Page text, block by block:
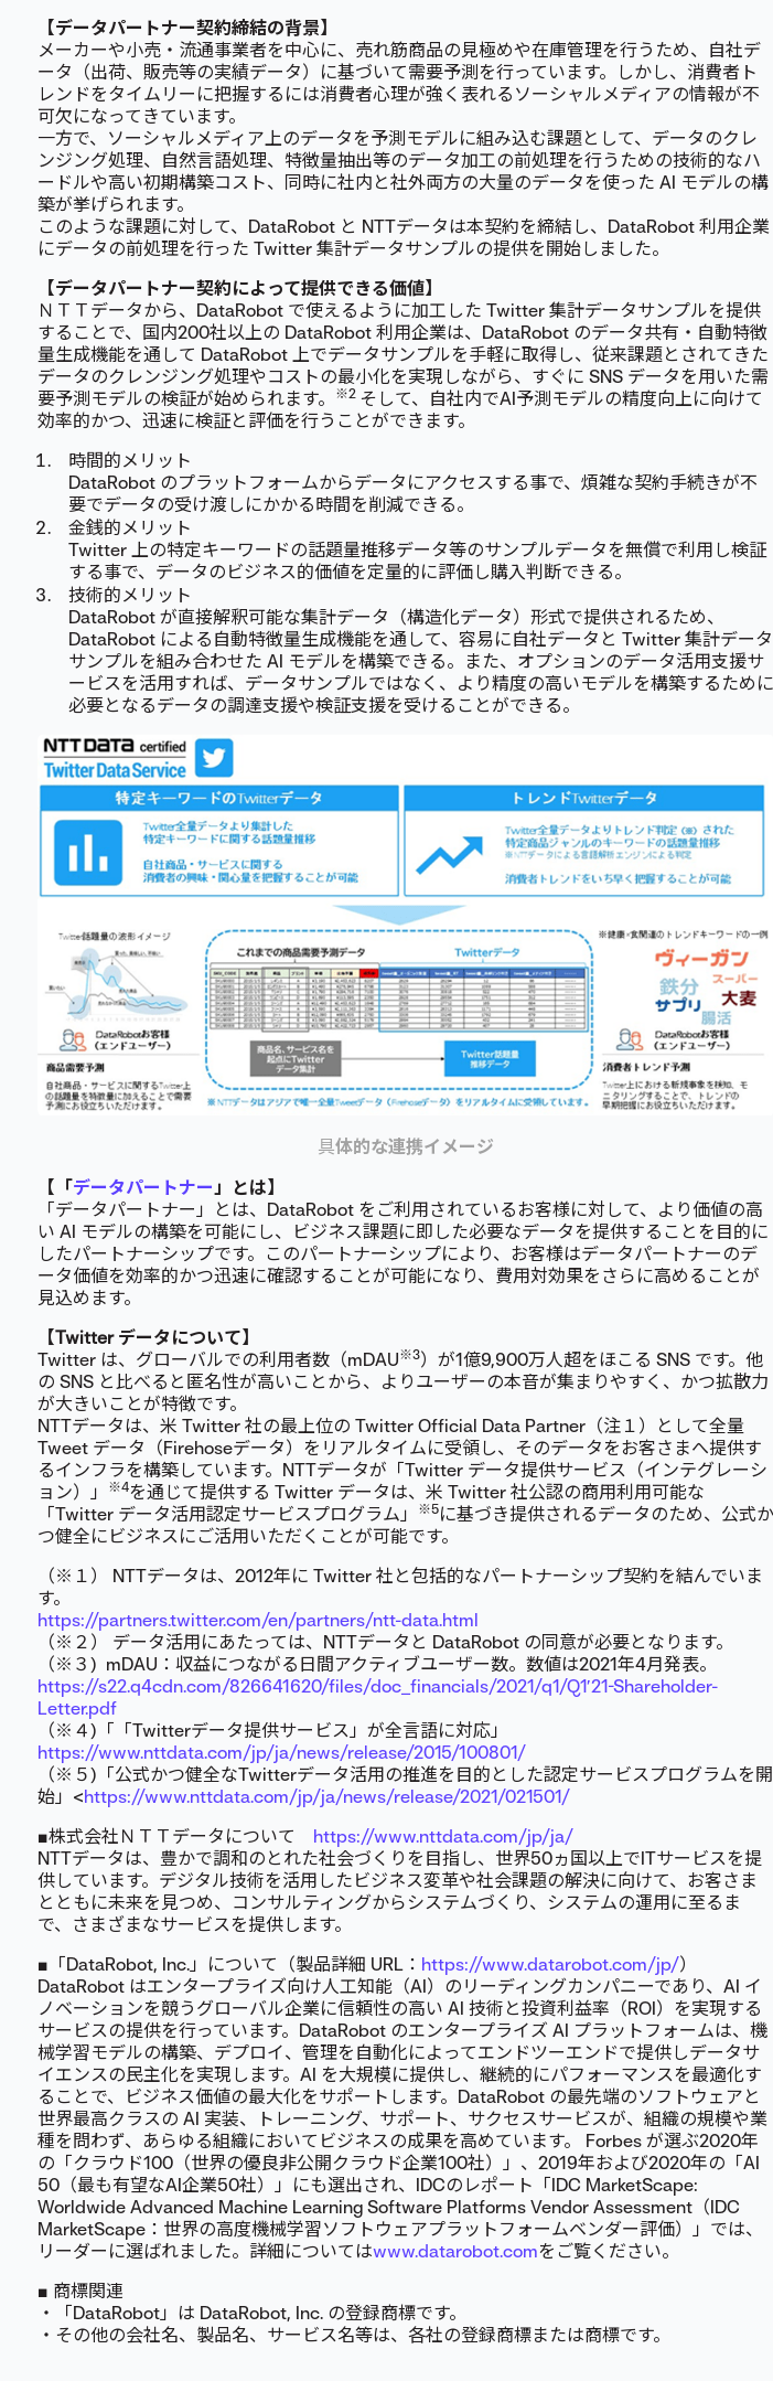
【データパートナー契約締結の背景】
メーカーや小売・流通事業者を中心に、売れ筋商品の見極めや在庫管理を行うため、自社デ
ータ（出荷、販売等の実績データ）に基づいて需要予測を行っています。しかし、消費者ト
レンドをタイムリーに把握するには消費者心理が強く表れるソーシャルメディアの情報が不
可欠になってきています。
一方で、ソーシャルメディア上のデータを予測モデルに組み込む課題として、データのクレ
ンジング処理、自然言語処理、特徴量抽出等のデータ加工の前処理を行うための技術的なハ
ードルや高い初期構築コスト、同時に社内と社外両方の大量のデータを使った AI モデルの構
築が挙げられます。
このような課題に対して、DataRobot と NTTデータは本契約を締結し、DataRobot 利用企業
にデータの前処理を行った Twitter 集計データサンプルの提供を開始しました。
【データパートナー契約によって提供できる価値】
ＮＴＴデータから、DataRobot で使えるように加工した Twitter 集計データサンプルを提供
することで、国内200社以上の DataRobot 利用企業は、DataRobot のデータ共有・自動特徴
量生成機能を通して DataRobot 上でデータサンプルを手軽に取得し、従来課題とされてきた
データのクレンジング処理やコストの最小化を実現しながら、すぐに SNS データを用いた需
要予測モデルの検証が始められます。
※2 そして、自社内でAI予測モデルの精度向上に向けて
効率的かつ、迅速に検証と評価を行うことができます。
時間的メリット
DataRobot のプラットフォームからデータにアクセスする事で、煩雑な契約手続きが不
要でデータの受け渡しにかかる時間を削減できる。
金銭的メリット
Twitter 上の特定キーワードの話題量推移データ等のサンプルデータを無償で利用し検証
する事で、データのビジネス的価値を定量的に評価し購入判断できる。
技術的メリット
DataRobot が直接解釈可能な集計データ（構造化データ）形式で提供されるため、
DataRobot による自動特徴量生成機能を通して、容易に自社データと Twitter 集計データ
サンプルを組み合わせた AI モデルを構築できる。また、オプションのデータ活用支援サ
ービスを活用すれば、データサンプルではなく、より精度の高いモデルを構築するために
必要となるデータの調達支援や検証支援を受けることができる。
具体的な連携イメージ
【「データパートナー 」とは】
「データパートナー」とは、DataRobot をご利用されているお客様に対して、より価値の高
い AI モデルの構築を可能にし、ビジネス課題に即した必要なデータを提供することを目的に
したパートナーシップです。このパートナーシップにより、お客様はデータパートナーのデ
ータ価値を効率的かつ迅速に確認することが可能になり、費用対効果をさらに高めることが
見込めます。
【Twitter データについて】
Twitter は、グローバルでの利用者数（mDAU※3）が1億9,900万人超をほこる SNS です。他
の SNS と比べると匿名性が高いことから、よりユーザーの本音が集まりやすく、かつ拡散力
が大きいことが特徴です。
NTTデータは、米 Twitter 社の最上位の Twitter Official Data Partner（注１）として全量
Tweet データ（Firehoseデータ）をリアルタイムに受領し、そのデータをお客さまへ提供す
るインフラを構築しています。NTTデータが「Twitter データ提供サービス（インテグレーシ
ョン）」
※4を通じて提供する Twitter データは、米 Twitter 社公認の商用利用可能な
「Twitter データ活用認定サービスプログラム」
※5に基づき提供されるデータのため、公式か
つ健全にビジネスにご活用いただくことが可能です。
（※１） NTTデータは、2012年に Twitter 社と包括的なパートナーシップ契約を結んでいま
す。
https://partners.twitter.com/en/partners/ntt-data.html
（※２） データ活用にあたっては、NTTデータと DataRobot の同意が必要となります。
（※３) mDAU：収益につながる日間アクティブユーザー数。数値は2021年4月発表。
https://s22.q4cdn.com/826641620/files/doc_financials/2021/q1/Q1’21-Shareholder-
Letter.pdf
（※４)「「Twitterデータ提供サービス」が全言語に対応」
https://www.nttdata.com/jp/ja/news/release/2015/100801/
（※５)「公式かつ健全なTwitterデータ活用の推進を目的とした認定サービスプログラムを開
始」<https://www.nttdata.com/jp/ja/news/release/2021/021501/
■株式会社ＮＴＴデータについて https://www.nttdata.com/jp/ja/
NTTデータは、豊かで調和のとれた社会づくりを目指し、世界50ヵ国以上でITサービスを提
供しています。デジタル技術を活用したビジネス変革や社会課題の解決に向けて、お客さま
とともに未来を見つめ、コンサルティングからシステムづくり、システムの運用に至るま
で、さまざまなサービスを提供します。
■「DataRobot, Inc.」について（製品詳細 URL： https://www.datarobot.com/jp/）
DataRobot はエンタープライズ向け人工知能（AI）のリーディングカンパニーであり、AI イ
ノベーションを競うグローバル企業に信頼性の高い AI 技術と投資利益率（ROI）を実現する
サービスの提供を行っています。DataRobot のエンタープライズ AI プラットフォームは、機
械学習モデルの構築、デプロイ、管理を自動化によってエンドツーエンドで提供しデータサ
イエンスの民主化を実現します。AI を大規模に提供し、継続的にパフォーマンスを最適化す
ることで、ビジネス価値の最大化をサポートします。DataRobot の最先端のソフトウェアと
世界最高クラスの AI 実装、トレーニング、サポート、サクセスサービスが、組織の規模や業
種を問わず、あらゆる組織においてビジネスの成果を高めています。 Forbes が選ぶ2020年
の「クラウド100（世界の優良非公開クラウド企業100社）」、2019年および2020年の「AI
50（最も有望なAI企業50社）」にも選出され、IDCのレポート「IDC MarketScape:
Worldwide Advanced Machine Learning Software Platforms Vendor Assessment（IDC
MarketScape：世界の高度機械学習ソフトウェアプラットフォームベンダー評価）」では、
リーダーに選ばれました。詳細についてはwww.datarobot.comをご覧ください。
■ 商標関連
・「DataRobot」は DataRobot, Inc. の登録商標です。
・その他の会社名、製品名、サービス名等は、各社の登録商標または商標です。